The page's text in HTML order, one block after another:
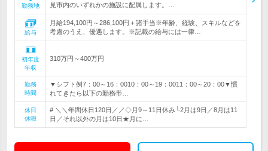
勤務地
見市内のいずれかの施設に配属します。…
給与
月給194,100円～286,100円＋諸手当※年齢、経験、スキルなどを
考慮のうえ、優遇します。※記載の給与には一律…
初年度
年収
310万円～400万円
勤務
時間
▼シフト例7：00～16：0010：00～19：0011：00～20：00▼慣
れてきたら以下の勤務帯…
休日
休暇
# ＼＼年間休日120日／／◇月9～11日休み└2月は9日／8月は11
日／それ以外の月は10日★月に…